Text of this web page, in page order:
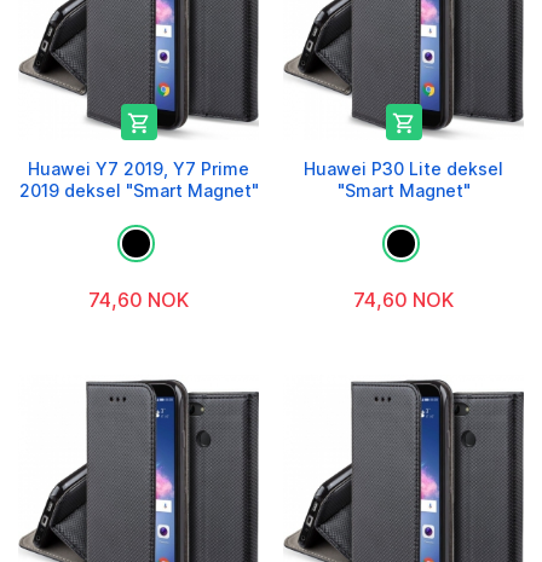

Huawei Y7 2019, Y7 Prime
2019 deksel "Smart Magnet"
74,60 NOK

Huawei P30 Lite deksel
"Smart Magnet"
74,60 NOK